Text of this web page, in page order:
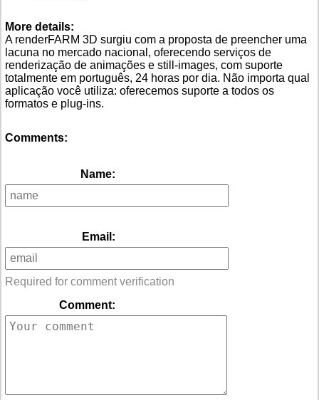
More details:
A renderFARM 3D surgiu com a proposta de preencher uma
lacuna no mercado nacional, oferecendo serviços de
renderização de animações e still-images, com suporte
totalmente em português, 24 horas por dia. Não importa qual
aplicação você utiliza: oferecemos suporte a todos os
formatos e plug-ins.
Comments:
Name:
Email:
Required for comment verification
Comment: